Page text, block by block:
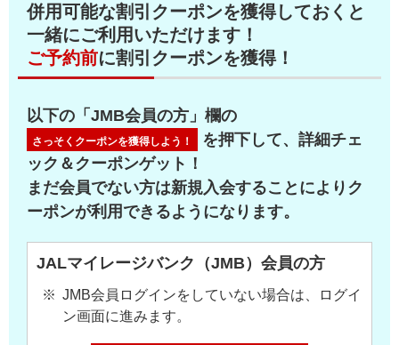
併用可能な割引クーポンを獲得しておくと
一緒にご利用いただけます！
ご予約前に割引クーポンを獲得！
以下の「JMB会員の方」欄の
さっそくクーポンを獲得しよう！
を押下して、詳細チェ
ック＆クーポンゲット！
まだ会員でない方は新規入会することによりク
ーポンが利用できるようになります。
JALマイレージバンク（JMB）会員の方
JMB会員ログインをしていない場合は、ログイ
ン画面に進みます。